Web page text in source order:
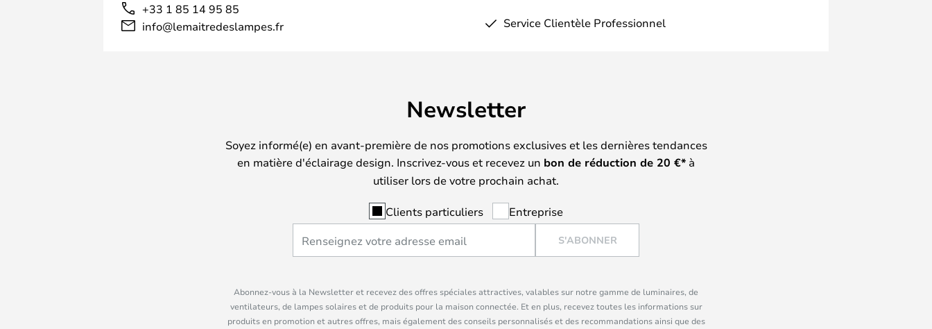
+33 1 85 14 95 85
info@lemaitredeslampes.fr
Service Clientèle Professionnel
Newsletter
Soyez informé(e) en avant-première de nos promotions exclusives et les dernières tendances
en matière d'éclairage design. Inscrivez-vous et recevez un bon de réduction de 20 €* à
utiliser lors de votre prochain achat.
Clients particuliers Entreprise
S'ABONNER
Abonnez-vous à la Newsletter et recevez des offres spéciales attractives, valables sur notre gamme de luminaires, de
ventilateurs, de lampes solaires et de produits pour la maison connectée. Et en plus, recevez toutes les informations sur
produits en promotion et autres offres, mais également des conseils personnalisés et des recommandations ainsi que des